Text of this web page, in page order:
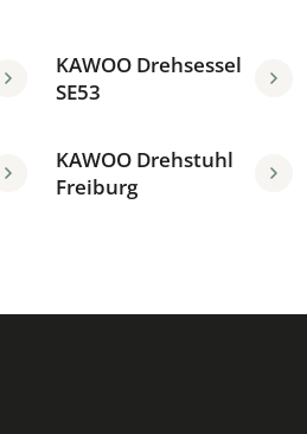
KAWOO Drehsessel
SE53
KAWOO Drehstuhl
Freiburg